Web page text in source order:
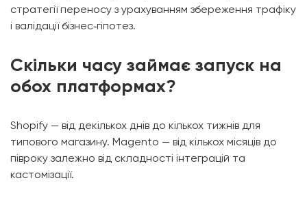
стратегії переносу з урахуванням збереження трафіку
і валідації бізнес‑гіпотез.
Скільки часу займає запуск на
обох платформах?
Shopify — від декількох днів до кількох тижнів для
типового магазину. Magento — від кількох місяців до
півроку залежно від складності інтеграцій та
кастомізації.